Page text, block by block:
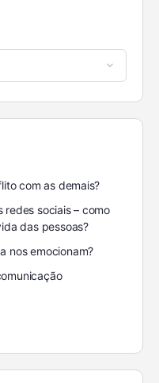
com as demais?
redes sociais – como
das pessoas?
nos emocionam?